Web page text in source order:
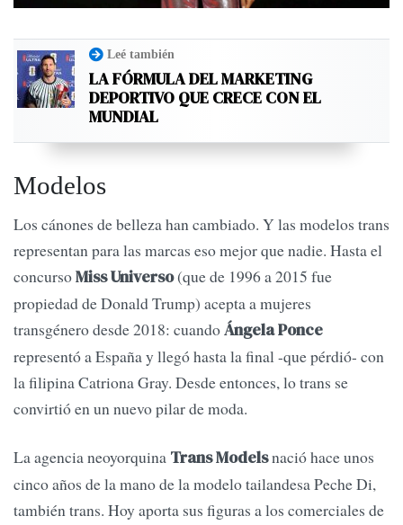
Leé también
LA FÓRMULA DEL MARKETING
DEPORTIVO QUE CRECE CON EL
MUNDIAL
Modelos
Los cánones de belleza han cambiado. Y las modelos trans
representan para las marcas eso mejor que nadie. Hasta el
concursoMiss Universo(que de 1996 a 2015 fue
propiedad de Donald Trump) acepta a mujeres
transgénero desde 2018: cuandoÁngela Ponce
representó a España y llegó hasta la final -que pérdió- con
la filipina Catriona Gray. Desde entonces, lo trans se
convirtió en un nuevo pilar de moda.
La agencia neoyorquina Trans Modelsnació hace unos
cinco años de la mano de la modelo tailandesa Peche Di,
también trans. Hoy aporta sus figuras a los comerciales de